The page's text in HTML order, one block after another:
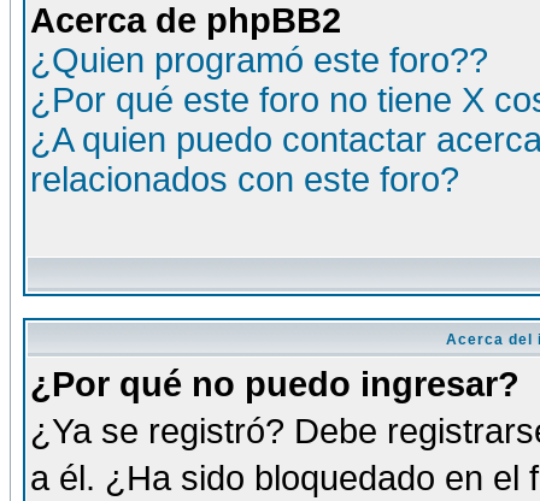
Acerca de phpBB2
¿Quien programó este foro??
¿Por qué este foro no tiene X
¿A quien puedo contactar
relacionados con este foro?
Acerca del
¿Por qué no puedo ingresar?
¿Ya se registró? Debe
a él. ¿Ha sido bloquedado en